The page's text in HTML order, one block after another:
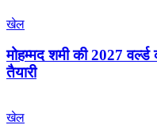
खेल
मोहम्मद शमी की 2027
तैयारी
खेल